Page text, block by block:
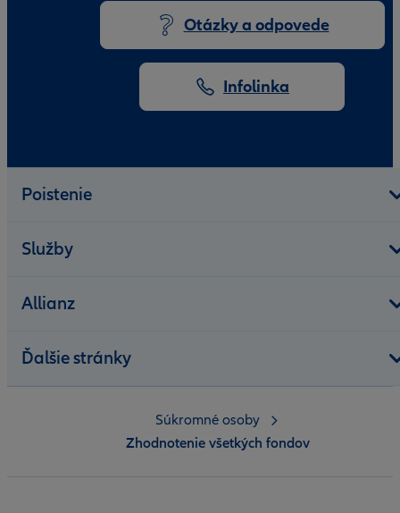
Otázky a odpovede
Infolinka
Poistenie
Služby
Allianz
Ďalšie stránky
Súkromné osoby
Zhodnotenie všetkých fondov